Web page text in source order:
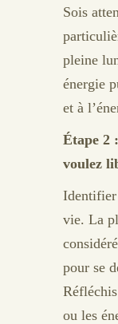
Sois
pleine
énergie
et à
Étape 2
voulez
Identifier
vie. La
pour se
ou les